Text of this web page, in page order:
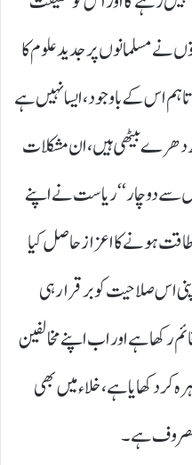
نے مسلمانوں پر جدید علوم کا
اس کے باوجود،ایسا نہیں ہے
دھرے بیٹھی ہیں،ان مشکلات
سے دوچار‘‘ ریاست نے اپنے
ہونے کا اعزاز حاصل کیا
اس صلاحیت کو برقرار ہی
رکھا ہے اور اب اپنے مخالفین
کر دکھایا ہے، خلاء میں بھی
مصروف ہے۔